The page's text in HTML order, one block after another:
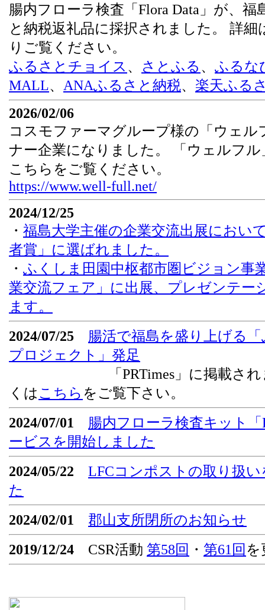
腸内フローラ検査「Flora Data」が、福
と納税返礼品に採択されました。 詳細
りご覧ください。
ふるさとチョイス 、 さとふる 、 ふるな
MALL、 ANAふるさと納税、 楽天ふる
2026/02/06
コスモファーマグループ様の「ウェル
ナー企業になりました。 「ウェルフ
こちらをご覧ください。
https://www.well-full.net/
2024/12/25
・ 福島大学主催の企業交流出展におい
者賞」に選ばれました。
・ ふくしま田園中枢都市圏ビジョン事
業交流フェア」に出展、プレゼンテー
ます。
2024/07/25
腸活で福島を盛り上げる
プロジェクト」発足
「PRTimes」に掲載されま
くはこちら をご覧下さい。
2024/07/01
腸内フローラ検査キット「
ービスを開始しました
2024/05/22
LFCコンポストの取り扱
た
2024/02/01
郡山支所閉所のお知らせ
2019/12/24 CSR活動 第58回 ・ 第61回 を